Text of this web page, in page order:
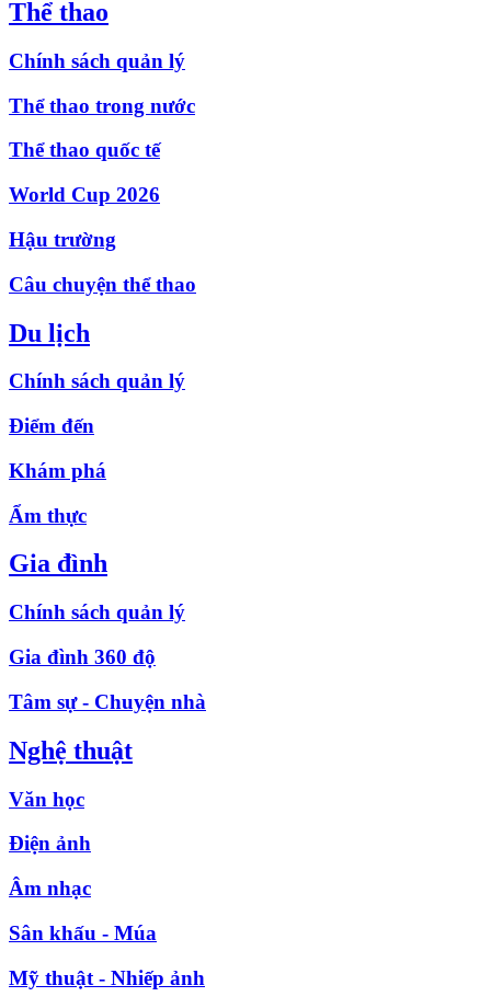
Thể thao
Chính sách quản lý
Thể thao trong nước
Thể thao quốc tế
World Cup 2026
Hậu trường
Câu chuyện thể thao
Du lịch
Chính sách quản lý
Điểm đến
Khám phá
Ẩm thực
Gia đình
Chính sách quản lý
Gia đình 360 độ
Tâm sự - Chuyện nhà
Nghệ thuật
Văn học
Điện ảnh
Âm nhạc
Sân khấu - Múa
Mỹ thuật - Nhiếp ảnh